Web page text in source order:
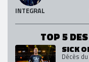
INTEGRAL
TOP 5
SICK
Décès